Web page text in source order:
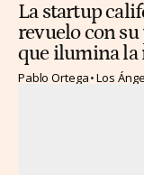
La startup
revuelo con
que ilumina la
Pablo Ortega Los